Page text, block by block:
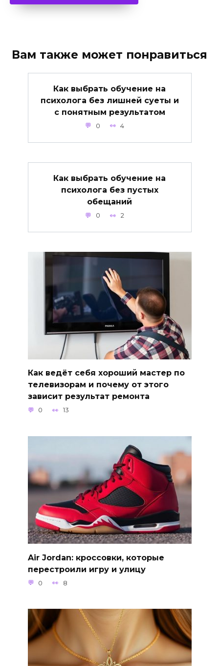
Вам также может понравиться
Как выбрать обучение на
психолога без лишней суеты и
с понятным результатом
0 4
Как выбрать обучение на
психолога без пустых
обещаний
0 2
Как ведёт себя хороший мастер по
телевизорам и почему от этого
зависит результат ремонта
0 13
Air Jordan: кроссовки, которые
перестроили игру и улицу
0 8